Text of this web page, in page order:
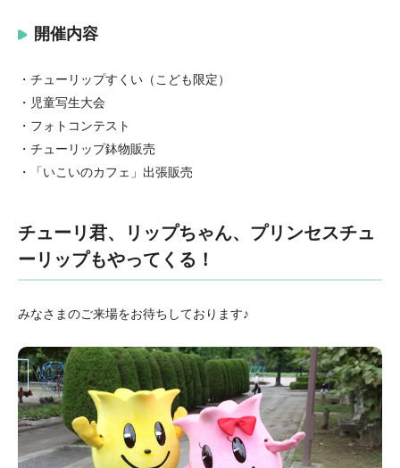
開催内容
・チューリップすくい（こども限定）
・児童写生大会
・フォトコンテスト
・チューリップ鉢物販売
・「いこいのカフェ」出張販売
チューリ君、リップちゃん、プリンセスチュ
ーリップもやってくる！
みなさまのご来場をお待ちしております♪